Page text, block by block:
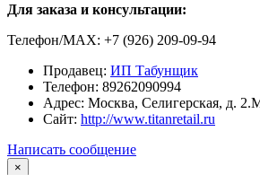
Для заказа и консультации:
Телефон/МАХ: +7 (926) 209-09-94
Продавец: ИП Табунщик
Телефон: 89262090994
Адрес: Москва, Селигерская, д.
Сайт: http://www.titanretail.ru
Написать сообщение
×